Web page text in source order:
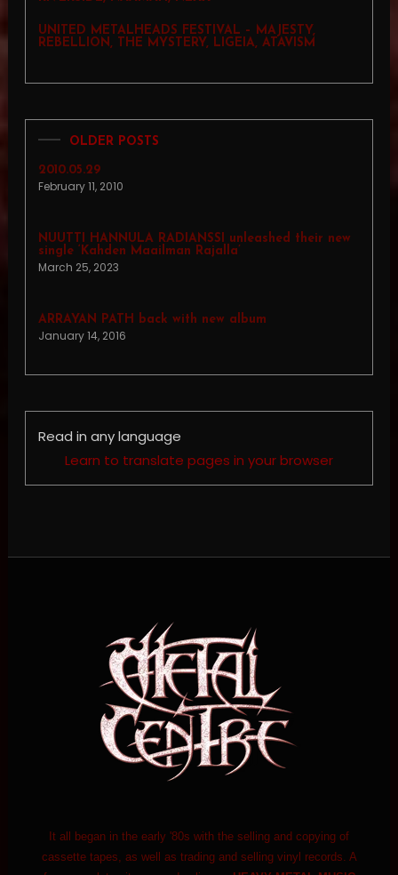
UNITED METALHEADS FESTIVAL – MAJESTY,
REBELLION, THE MYSTERY, LIGEIA, ATAVISM
OLDER POSTS
2010.05.29
February 11, 2010
NUUTTI HANNULA RADIANSSI unleashed their new
single ‘Kahden Maailman Rajalla’
March 25, 2023
ARRAYAN PATH back with new album
January 14, 2016
Read in any language
Learn to translate pages in your browser
It all began in the early '80s with the selling and copying of
cassette tapes, as well as trading and selling vinyl records. A